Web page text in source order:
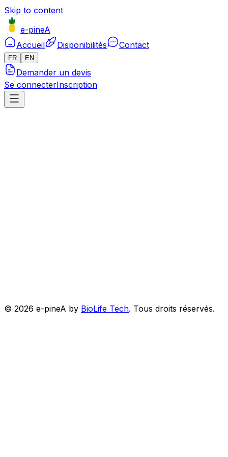
Skip to content
e-pineA
Accueil
Disponibilités Contact
FR EN
Demander un devis
Se connecterInscription
© 2026 e-pineA by BioLife Tech. Tous droits réservés.